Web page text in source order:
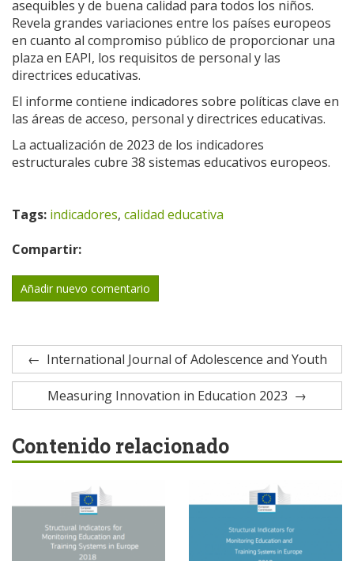
asequibles y de buena calidad para todos los niños.
Revela grandes variaciones entre los países europeos
en cuanto al compromiso público de proporcionar una
plaza en EAPI, los requisitos de personal y las
directrices educativas.
El informe contiene indicadores sobre políticas clave en
las áreas de acceso, personal y directrices educativas.
La actualización de 2023 de los indicadores
estructurales cubre 38 sistemas educativos europeos.
Tags: indicadores, calidad educativa
Compartir:
Añadir nuevo comentario
International Journal of Adolescence and Youth
Measuring Innovation in Education 2023
Contenido relacionado